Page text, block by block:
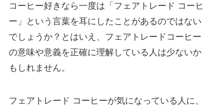
コーヒー好きなら一度は「フェアトレード コーヒ
ー」という言葉を耳にしたことがあるのではない
でしょうか？とはいえ、フェアトレードコーヒー
の意味や意義を正確に理解している人は少ないか
もしれません。
フェアトレード コーヒーが気になっている人に、